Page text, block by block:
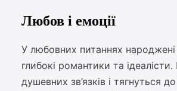
Любов і емоції
У любовних питаннях народжені
глибокі романтики та
душевних зв’язків і тягнуться